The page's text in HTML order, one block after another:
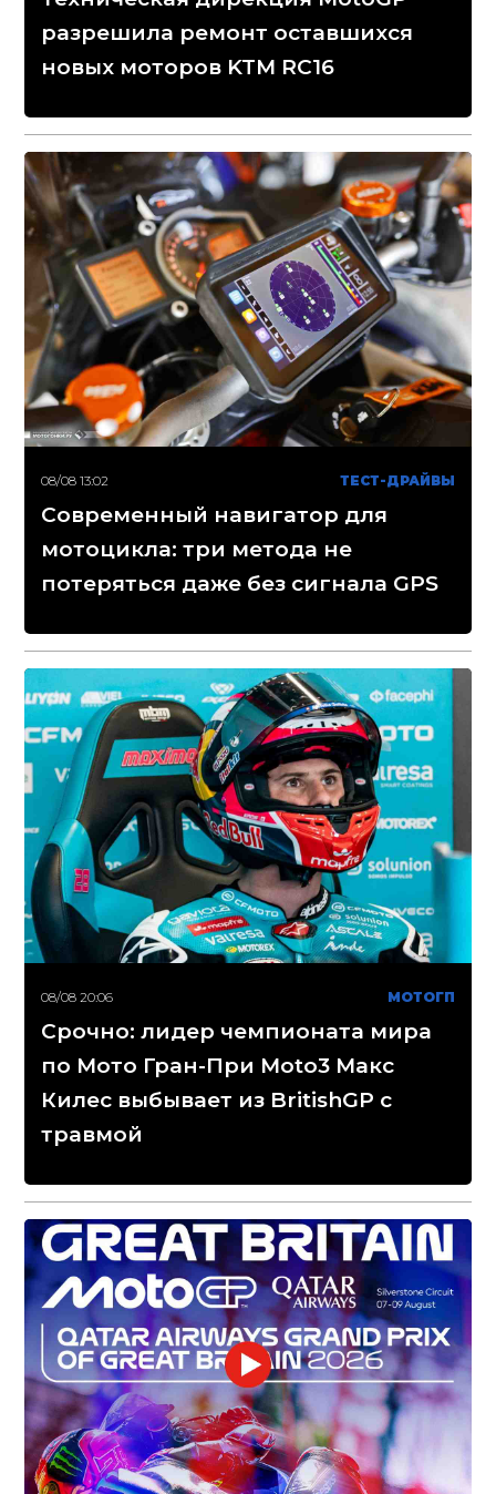
разрешила ремонт оставшихся
новых моторов KTM RC16
08/08 13:02 ТЕСТ-ДРАЙВЫ
Современный навигатор для
мотоцикла: три метода не
потеряться даже без сигнала GPS
08/08 20:06 МОТОГП
Срочно: лидер чемпионата мира
по Мото Гран-При Moto3 Макс
Килес выбывает из BritishGP с
травмой